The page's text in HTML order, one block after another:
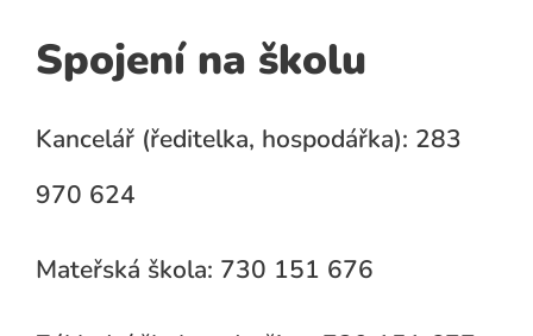
Spojení na školu
Kancelář (ředitelka, hospodářka): 283
970 624
Mateřská škola: 730 151 676